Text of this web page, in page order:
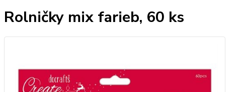
Rolničky mix farieb, 60 ks